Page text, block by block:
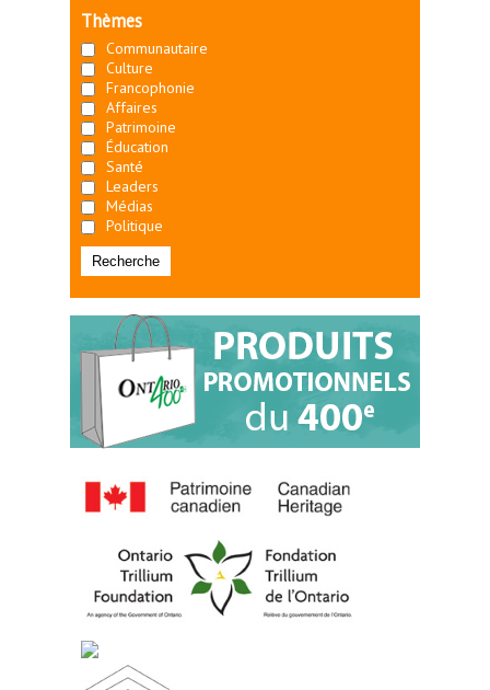
Thèmes
Communautaire
Culture
Francophonie
Affaires
Patrimoine
Éducation
Santé
Leaders
Médias
Politique